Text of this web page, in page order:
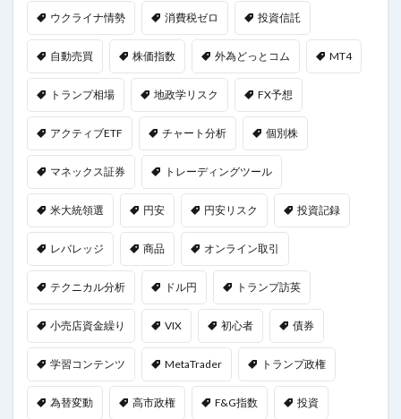
ウクライナ情勢 消費税ゼロ 投資信託
自動売買 株価指数 外為どっとコム MT4
トランプ相場 地政学リスク FX予想
アクティブETF チャート分析 個別株
マネックス証券 トレーディングツール
米大統領選 円安 円安リスク 投資記録
レバレッジ 商品 オンライン取引
テクニカル分析 ドル円 トランプ訪英
小売店資金繰り VIX 初心者 債券
学習コンテンツ MetaTrader トランプ政権
為替変動 高市政権 F&G指数 投資